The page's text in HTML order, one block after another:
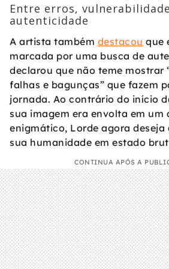
Entre erros,
autenticidade
A artista também destacou que
marcada por uma busca de
declarou que não teme mostrar
falhas e bagunças” que fazem
jornada. Ao contrário do início
sua imagem era envolta em um
enigmático, Lorde agora deseja
sua humanidade em estado
CONTINUA APÓS A